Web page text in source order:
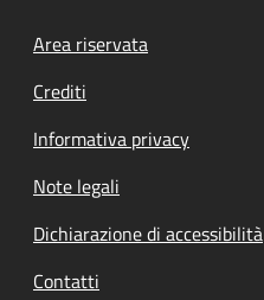
Footer menu
Area riservata
Crediti
Informativa privacy
Note legali
Dichiarazione di accessibilità
Contatti